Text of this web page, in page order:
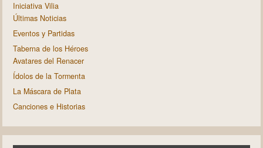
Iniciativa Vilia
Últimas Noticias
Eventos y Partidas
Taberna de los Héroes
Avatares del Renacer
Ídolos de la Tormenta
La Máscara de Plata
Canciones e Historias